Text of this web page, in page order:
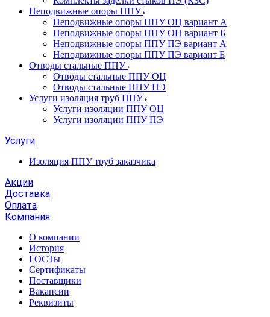
Неподвижные опоры ППУ
Неподвижные опоры ППУ ОЦ вариант А
Неподвижные опоры ППУ ОЦ вариант Б
Неподвижные опоры ППУ ПЭ вариант А
Неподвижные опоры ППУ ПЭ вариант Б
Отводы стальные ППУ
Отводы стальные ППУ ОЦ
Отводы стальные ППУ ПЭ
Услуги изоляция труб ППУ
Услуги изоляции ППУ ОЦ
Услуги изоляции ППУ ПЭ
Услуги
Изоляция ППУ труб заказчика
Акции
Доставка
Оплата
Компания
О компании
История
ГОСТы
Сертификаты
Поставщики
Вакансии
Реквизиты